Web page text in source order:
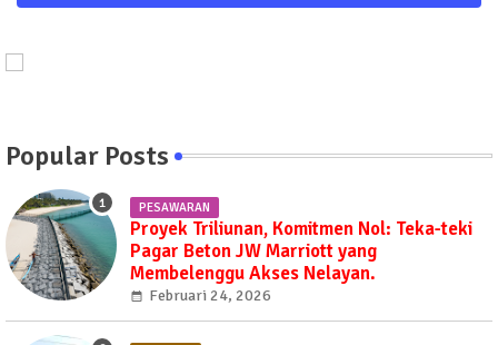
Popular Posts
PESAWARAN
Proyek Triliunan, Komitmen Nol: Teka-teki
Pagar Beton JW Marriott yang
Membelenggu Akses Nelayan.
Februari 24, 2026